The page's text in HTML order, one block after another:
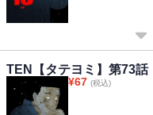
TEN【タテヨミ】第73話
¥67 (税込)